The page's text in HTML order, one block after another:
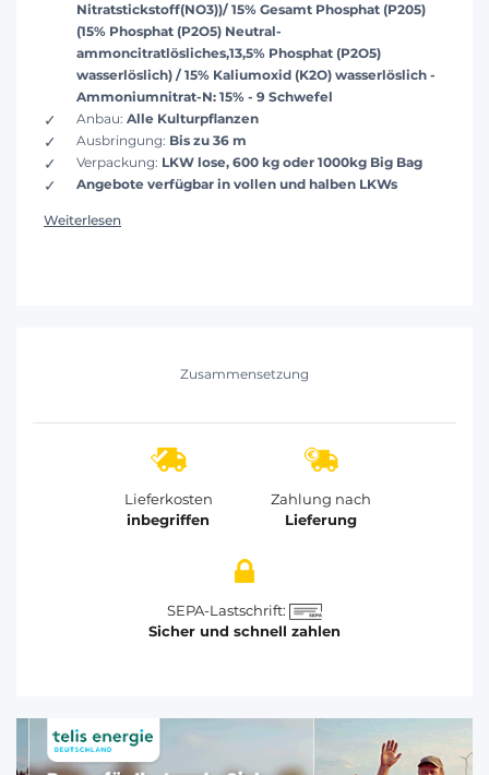
Nitratstickstoff(NO3))/ 15% Gesamt Phosphat (P205)
(15% Phosphat (P2O5) Neutral-
ammoncitratlösliches,13,5% Phosphat (P2O5)
wasserlöslich) / 15% Kaliumoxid (K2O) wasserlöslich -
Ammoniumnitrat-N: 15% - 9 Schwefel
Anbau: Alle Kulturpflanzen
Ausbringung: Bis zu 36 m
Verpackung: LKW lose, 600 kg oder 1000kg Big Bag
Angebote verfügbar in vollen und halben LKWs
Weiterlesen
Zusammensetzung
Lieferkosten
inbegriffen
Zahlung nach
Lieferung
SEPA-Lastschrift:
Sicher und schnell zahlen